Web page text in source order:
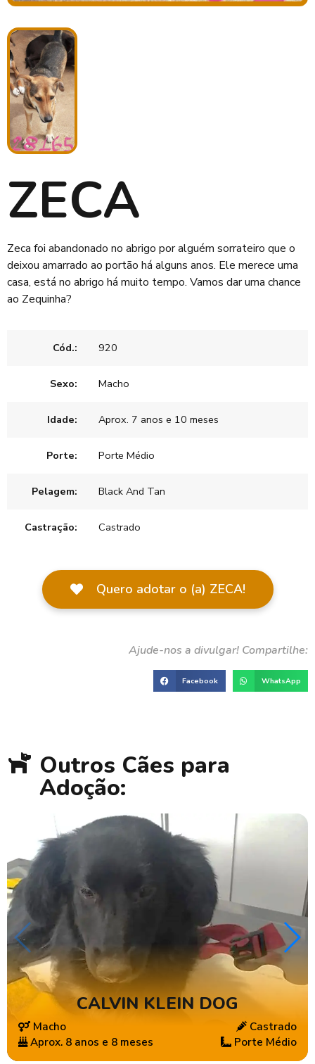
ZECA
Zeca foi abandonado no abrigo por alguém sorrateiro que o
deixou amarrado ao portão há alguns anos. Ele merece uma
casa, está no abrigo há muito tempo. Vamos dar uma chance
ao Zequinha?
Cód.: 920
Sexo: Macho
Idade: Aprox. 7 anos e 10 meses
Porte: Porte Médio
Pelagem: Black And Tan
Castração: Castrado
Quero adotar o (a) ZECA!
Facebook WhatsApp
Outros Cães para
Adoção:
CALVIN KLEIN DOG
Macho
Castrado
Aprox. 8 anos e 8 meses
Porte Médio